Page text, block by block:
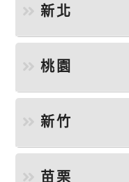
新北
桃園
新竹
苗栗